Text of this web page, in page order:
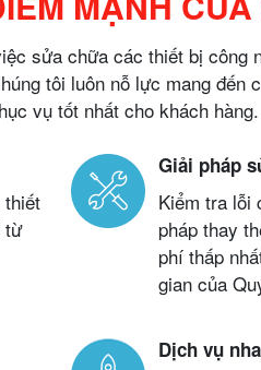
sửa chữa các thiết bị công
tôi luôn nỗ lực mang đến
vụ tốt nhất cho khách hàng.
thiết
từ
Giải pháp
Kiểm tra lỗi
pháp thay
phí thấp
gian của
Dịch vụ